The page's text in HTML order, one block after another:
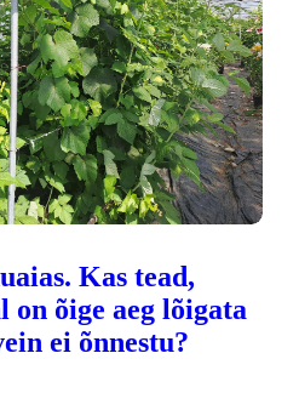
Kas tead,
õige aeg lõigata
ei õnnestu?